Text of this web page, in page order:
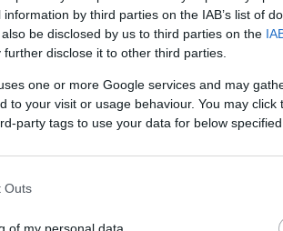
by third parties on the IAB’s list of
be disclosed by us to third parties on the
further disclose it to other third parties.
one or more Google services and may
to your visit or usage behaviour. You may click
party tags to use your data for below
Outs